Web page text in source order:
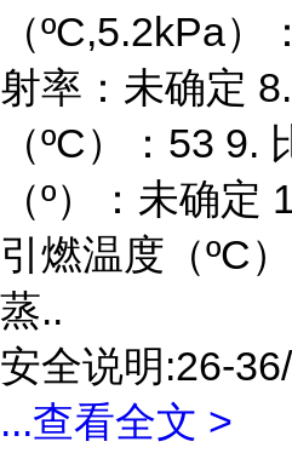
（ºC,5.2kPa
射率：未确定
（ºC）：53 9.
（º）：未确定
引燃温度（ºC
蒸..
安全说明:26-
...查看全文 >